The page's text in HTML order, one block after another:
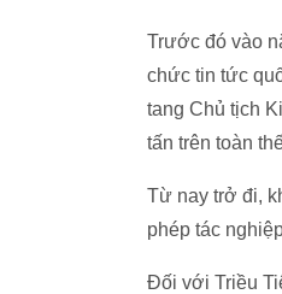
Trước đó vào
chức tin tức
tang Chủ tịch
tấn trên toàn
Từ nay trở đi,
phép tác
Đối với Triều